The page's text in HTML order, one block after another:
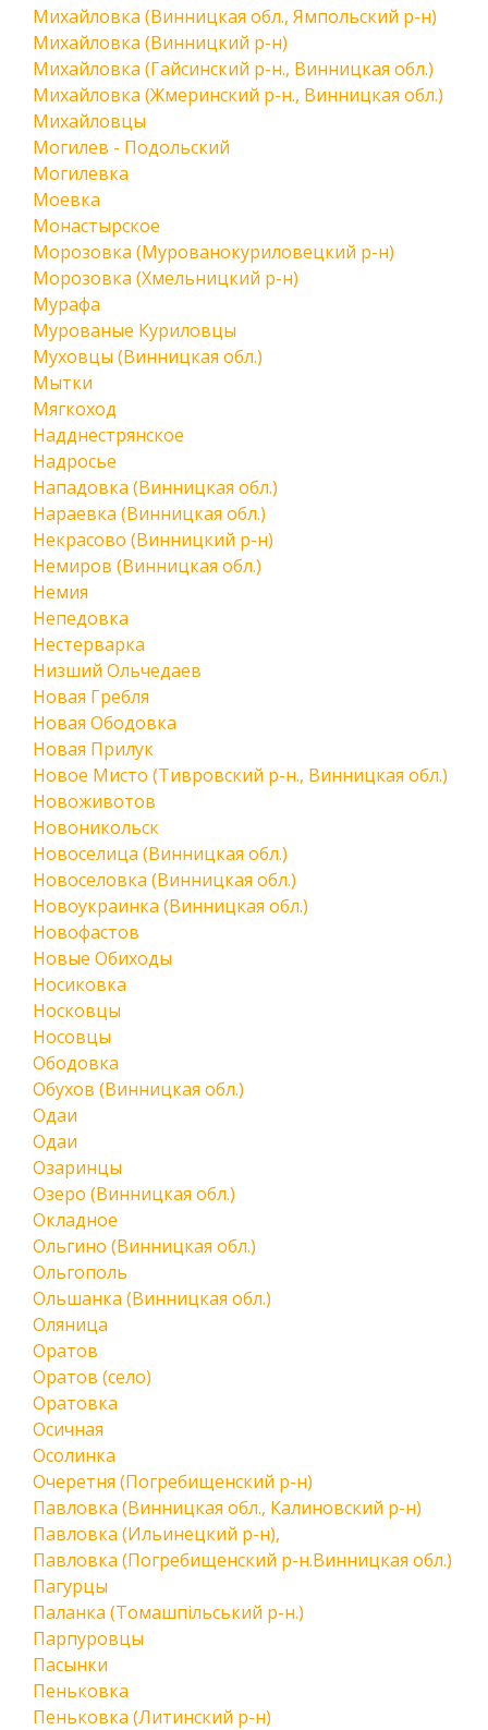
Михайловка (Винницкая обл., Ямпольский р-н)
Михайловка (Винницкий р-н)
Михайловка (Гайсинский р-н., Винницкая обл.)
Михайловка (Жмеринский р-н., Винницкая обл.)
Михайловцы
Могилев - Подольский
Могилевка
Моевка
Монастырское
Морозовка (Мурованокуриловецкий р-н)
Морозовка (Хмельницкий р-н)
Мурафа
Мурованые Куриловцы
Муховцы (Винницкая обл.)
Мытки
Мягкоход
Надднестрянское
Надросье
Нападовка (Винницкая обл.)
Нараевка (Винницкая обл.)
Некрасово (Винницкий р-н)
Немиров (Винницкая обл.)
Немия
Непедовка
Нестерварка
Низший Ольчедаев
Новая Гребля
Новая Ободовка
Новая Прилук
Новое Мисто (Тивровский р-н., Винницкая обл.)
Новоживотов
Новоникольск
Новоселица (Винницкая обл.)
Новоселовка (Винницкая обл.)
Новоукраинка (Винницкая обл.)
Новофастов
Новые Обиходы
Носиковка
Носковцы
Носовцы
Ободовка
Обухов (Винницкая обл.)
Одаи
Одаи
Озаринцы
Озеро (Винницкая обл.)
Окладное
Ольгино (Винницкая обл.)
Ольгополь
Ольшанка (Винницкая обл.)
Оляница
Оратов
Оратов (село)
Оратовка
Осичная
Осолинка
Очеретня (Погребищенский р-н)
Павловка (Винницкая обл., Калиновский р-н)
Павловка (Ильинецкий р-н),
Павловка (Погребищенский р-н.Винницкая обл.)
Пагурцы
Паланка (Томашпільський р-н.)
Парпуровцы
Пасынки
Пеньковка
Пеньковка (Литинский р-н)